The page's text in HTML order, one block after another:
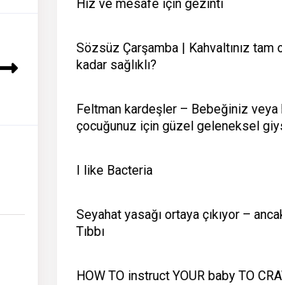
Hız ve mesafe için gezinti
Sözsüz Çarşamba | Kahvaltınız tam
kadar sağlıklı?
Feltman kardeşler – Bebeğiniz veya
çocuğunuz için güzel geleneksel
I like Bacteria
Seyahat yasağı ortaya çıkıyor –
Tıbbı
HOW TO instruct YOUR baby TO